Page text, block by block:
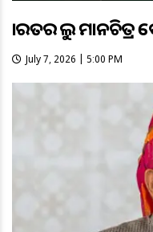
ଭାରତର ଭୁଲ
July 7, 2026 | 5:00 PM